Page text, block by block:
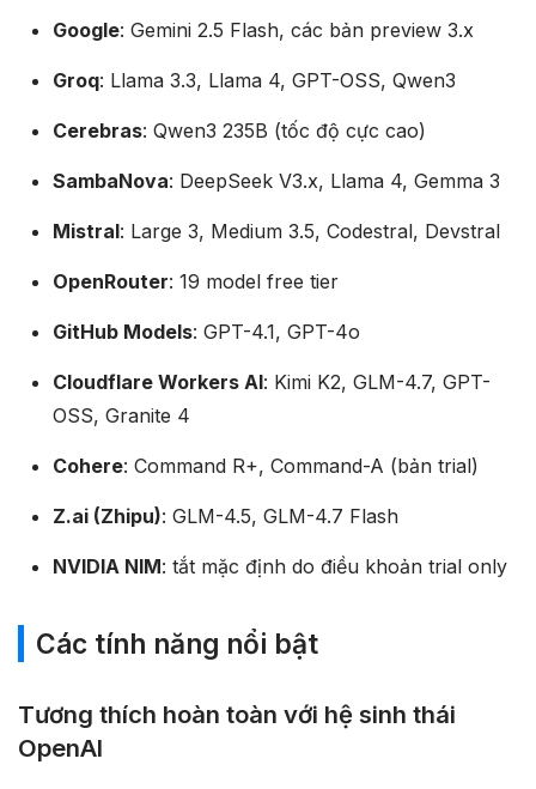
Google: Gemini 2.5 Flash, các bản preview 3.x
Groq: Llama 3.3, Llama 4, GPT-OSS, Qwen3
Cerebras: Qwen3 235B (tốc độ cực cao)
SambaNova: DeepSeek V3.x, Llama 4, Gemma 3
Mistral: Large 3, Medium 3.5, Codestral, Devstral
OpenRouter: 19 model free tier
GitHub Models: GPT-4.1, GPT-4o
Cloudflare Workers AI: Kimi K2, GLM-4.7, GPT-
OSS, Granite 4
Cohere: Command R+, Command-A (bản trial)
Z.ai (Zhipu): GLM-4.5, GLM-4.7 Flash
NVIDIA NIM: tắt mặc định do điều khoản trial only
Các tính năng nổi bật
Tương thích hoàn toàn với hệ sinh thái
OpenAI